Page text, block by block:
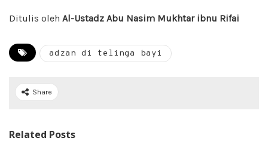
Ditulis oleh Al-Ustadz Abu Nasim Mukhtar ibnu Rifai
adzan di telinga bayi
Share
Related Posts